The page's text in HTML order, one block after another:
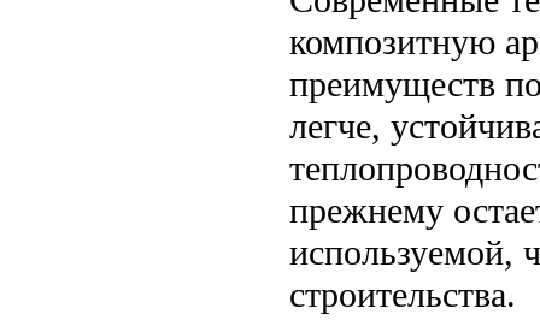
композитную
преимуществ
легче,
прежнему
используемой,
строительства.